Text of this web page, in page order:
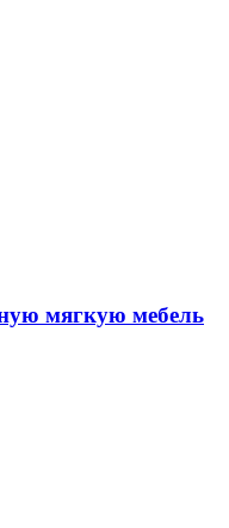
мягкую мебель